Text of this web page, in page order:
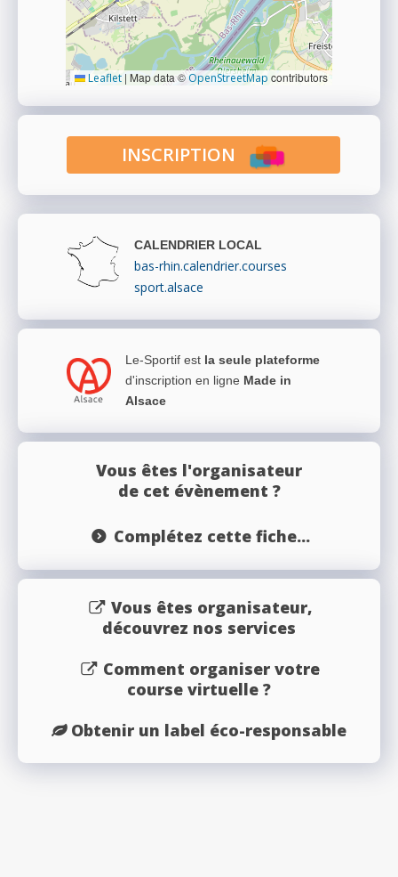
Leaflet | Map data ©OpenStreetMap contributors
INSCRIPTION
CALENDRIER LOCAL
bas-rhin.calendrier.courses
sport.alsace
Le-Sportif est la seule plateforme
d'inscription en ligne Made in
Alsace
Vous êtes l'organisateur
de cet évènement ?
Complétez cette fiche...
Vous êtes organisateur,
découvrez nos services
Comment organiser votre
course virtuelle ?
Obtenir un label éco-responsable